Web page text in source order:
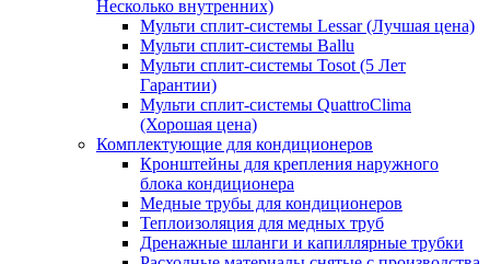
Несколько внутренних)
Мульти сплит-системы Lessar (Лучшая цена)
Мульти сплит-системы Ballu
Мульти сплит-системы Tosot (5 Лет
Гарантии)
Мульти сплит-системы QuattroClima
(Хорошая цена)
Комплектующие для кондиционеров
Кронштейны для крепления наружного
блока кондиционера
Медные трубы для кондиционеров
Теплоизоляция для медных труб
Дренажные шланги и капиллярные трубки